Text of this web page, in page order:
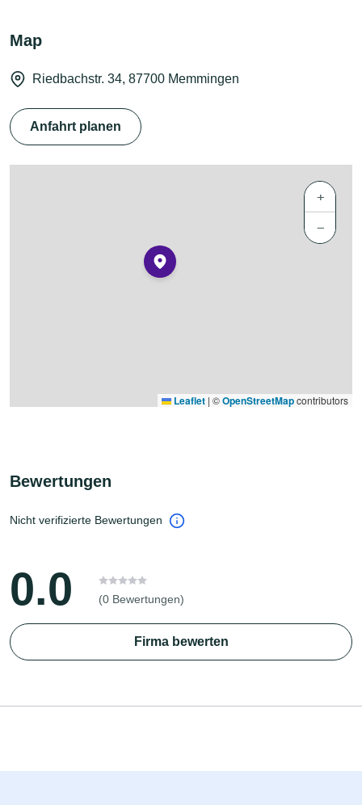
Map
Riedbachstr. 34, 87700 Memmingen
Anfahrt planen
+
−
Leaflet | ©OpenStreetMapcontributors
Bewertungen
Nicht verifizierte Bewertungen
0.0 (0 Bewertungen)
Firma bewerten